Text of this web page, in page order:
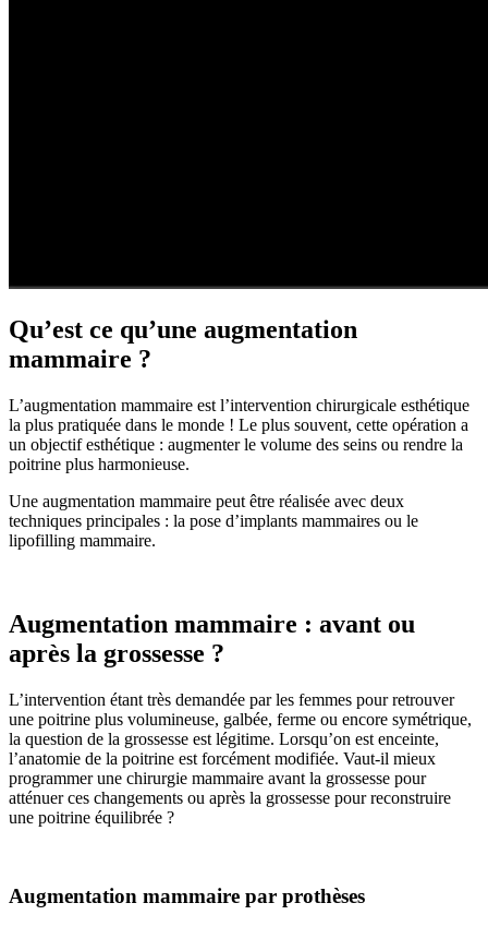
Qu’est ce qu’une augmentation
mammaire ?
L’augmentation mammaire est l’intervention chirurgicale esthétique
la plus pratiquée dans le monde ! Le plus souvent, cette opération a
un objectif esthétique : augmenter le volume des seins ou rendre la
poitrine plus harmonieuse.
Une augmentation mammaire peut être réalisée avec deux
techniques principales : la pose d’implants mammaires ou le
lipofilling mammaire.
Augmentation mammaire : avant ou
après la grossesse ?
L’intervention étant très demandée par les femmes pour retrouver
une poitrine plus volumineuse, galbée, ferme ou encore symétrique,
la question de la grossesse est légitime. Lorsqu’on est enceinte,
l’anatomie de la poitrine est forcément modifiée. Vaut-il mieux
programmer une chirurgie mammaire avant la grossesse pour
atténuer ces changements ou après la grossesse pour reconstruire
une poitrine équilibrée ?
Augmentation mammaire par prothèses